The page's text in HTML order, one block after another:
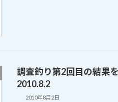
調査釣り第2回目の結果
2010.8.2
2010年8月2日